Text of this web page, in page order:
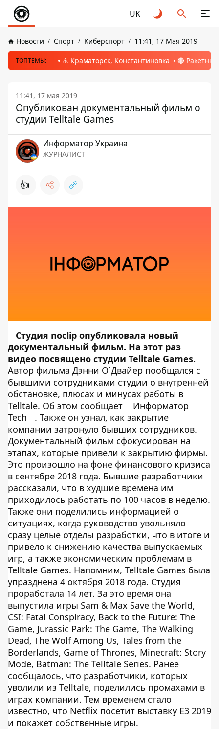
UK
Новости Спорт Киберспорт 11:41, 17 Мая 2019
ТОПТЕМЫ: ⚠️ Краматорск, Константиновка 🔴
11:41, 17 мая 2019
Опубликован документальный фильм о
студии Telltale Games
Информатор Украина
ЖУРНАЛИСТ
👍
Студия noclip опубликовала новый
документальный фильм. На этот раз
видео посвящено студии Telltale Games.
Автор фильма Дэнни О`Двайер пообщался с
бывшими сотрудниками студии о внутренней
обстановке, плюсах и минусах работы в
Telltale. Об этом сообщает
Информатор
Tech
. Также он узнал, как закрытие
компании затронуло бывших сотрудников.
Документальный фильм сфокусирован на
этапах, которые привели к закрытию фирмы.
Это произошло на фоне финансового кризиса
в сентябре 2018 года. Бывшие разработчики
рассказали, что в худшие времена им
приходилось работать по 100 часов в неделю.
Также они поделились информацией о
ситуациях, когда руководство увольняло
сразу целые отделы разработки, что в итоге и
привело к снижению качества выпускаемых
игр, а также экономическим проблемам в
Telltale Games. Напомним, Telltale Games была
упразднена 4 октября 2018 года. Студия
проработала 14 лет. За это время она
выпустила игры Sam & Max Save the World,
CSI: Fatal Conspiracy, Back to the Future: The
Game, Jurassic Park: The Game, The Walking
Dead, The Wolf Among Us, Tales from the
Borderlands, Game of Thrones, Minecraft: Story
Mode, Batman: The Telltale Series. Ранее
сообщалось, что разработчики, которых
уволили из Telltale, поделились промахами в
играх компании. Тем временем стало
известно, что Netflix посетит выставку E3 2019
и покажет собственные игры.